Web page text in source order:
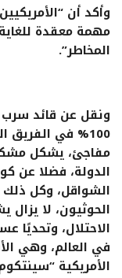
وأكد أن
مهمة معقدة
المخاطر”.
100% في
مفاجئ، يشكل
الدولة، فضلا عن
الشواقل، وكل
الحوثيون، لا
الاحتلال، وتحديًا
في العالم، وهي
الأمريكية